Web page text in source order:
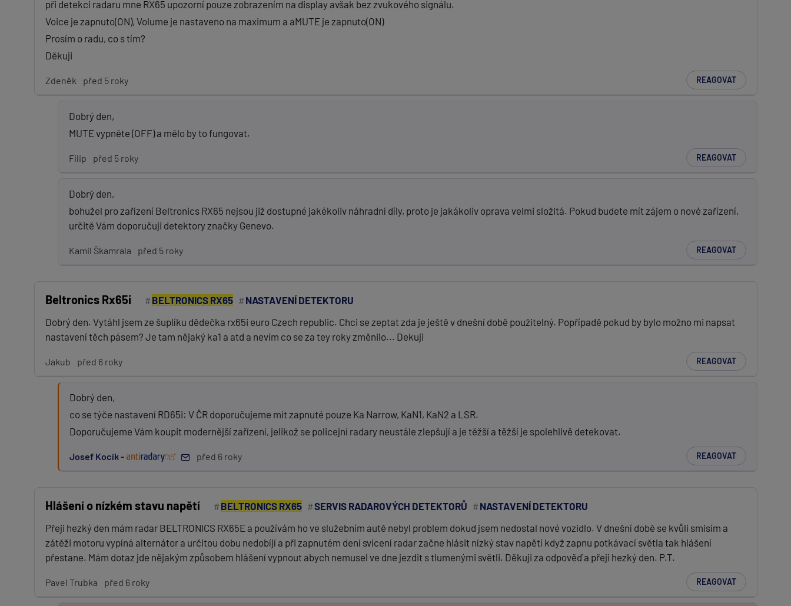
při detekci radaru mne RX65 upozorní pouze zobrazením na display avšak bez zvukového signálu.
Voice je zapnuto(ON), Volume je nastaveno na maximum a aMUTE je zapnuto(ON)
Prosím o radu, co s tím?
Děkuji
Zdeněk před 5 roky REAGOVAT
Dobrý den,
MUTE vypněte (OFF) a mělo by to fungovat.
Filip před 5 roky REAGOVAT
Dobrý den,
bohužel pro zařízení Beltronics RX65 nejsou již dostupné jakékoliv náhradní díly, proto je jakákoliv oprava velmi složitá. Pokud budete mít zájem o nové zařízení,
určitě Vám doporučuji detektory značky Genevo.
Kamil Škamrala před 5 roky REAGOVAT
Beltronics Rx65i BELTRONICS RX65
NASTAVENÍ DETEKTORU
Dobrý den. Vytáhl jsem ze šuplíku dědečka rx65i euro Czech republic. Chci se zeptat zda je ještě v dnešní době použitelný. Popřípadě pokud by bylo možno mi napsat
nastavení těch pásem? Je tam nějaký ka1 a atd a nevím co se za tey roky změnilo... Dekuji
Jakub před 6 roky REAGOVAT
Dobrý den,
co se týče nastavení RD65i: V ČR doporučujeme mít zapnuté pouze Ka Narrow, KaN1, KaN2 a LSR.
Doporučujeme Vám koupit modernější zařízení, jelikož se policejní radary neustále zlepšují a je těžší a těžší je spolehlivě detekovat.
Josef Kocík - před 6 roky REAGOVAT
Hlášení o nízkém stavu napětí BELTRONICS RX65 SERVIS RADAROVÝCH DETEKTORŮ
NASTAVENÍ DETEKTORU
Přeji hezký den mám radar BELTRONICS RX65E a používám ho ve služebním autě nebyl problem dokud jsem nedostal nové vozidlo. V dnešní době se kvůli smisím a
zátěži motoru vypíná alternátor a určitou dobu nedobíjí a při zapnutém dení svícení radar začne hlásit nízký stav napětí když zapnu potkávací světla tak hlášení
přestane. Mám dotaz jde nějakým způsobem hlášení vypnout abych nemusel ve dne jezdit s tlumenými světli. Děkuji za odpověď a přeji hezký den. P.T.
Pavel Trubka před 6 roky REAGOVAT